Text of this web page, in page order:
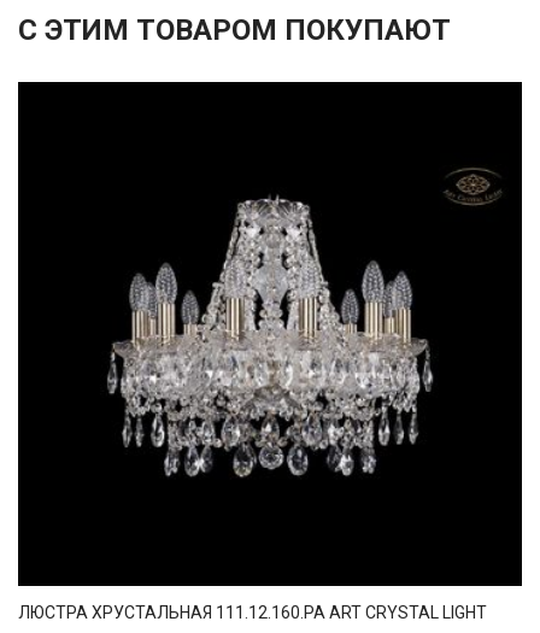
С ЭТИМ ТОВАРОМ ПОКУПАЮТ
ЛЮСТРА ХРУСТАЛЬНАЯ 111.12.160.PA ART CRYSTAL LIGHT